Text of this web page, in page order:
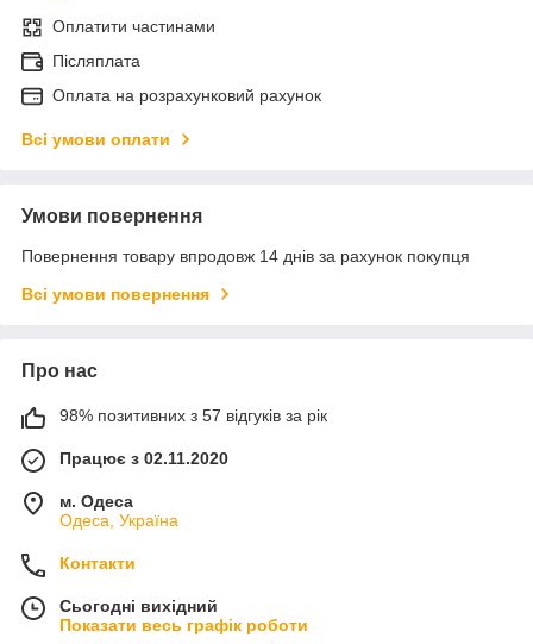
Оплатити частинами
Післяплата
Оплата на розрахунковий рахунок
Всі умови оплати
Умови повернення
Повернення товару впродовж 14 днів за рахунок покупця
Всі умови повернення
Про нас
98% позитивних з 57 відгуків за рік
Працює з 02.11.2020
м. Одеса
Одеса, Україна
Контакти
Сьогодні вихідний
Показати весь графік роботи